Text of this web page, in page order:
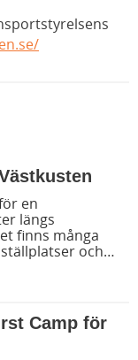
längs
finns många
och
husbilsplatser så
din resrutt.
Camp för